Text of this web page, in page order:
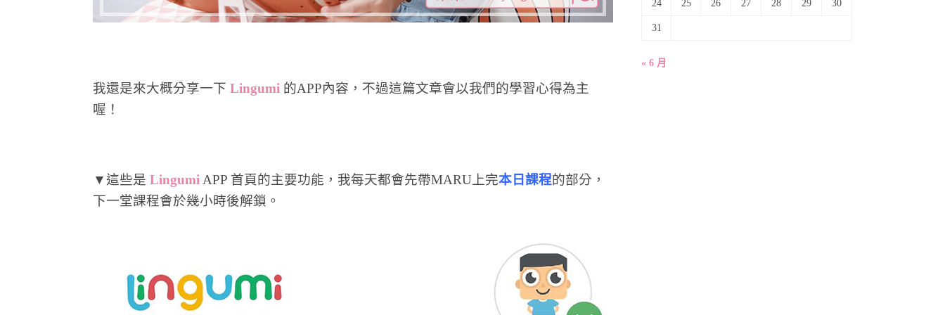
我還是來大概分享一下 Lingumi 的APP內容，不過這篇文章會以我們的學習心得為主
喔！
▼這些是 Lingumi APP 首頁的主要功能，我每天都會先帶MARU上完本日課程的部分，
下一堂課程會於幾小時後解鎖。
24 25 26 27 28 29 30
31
« 6 月